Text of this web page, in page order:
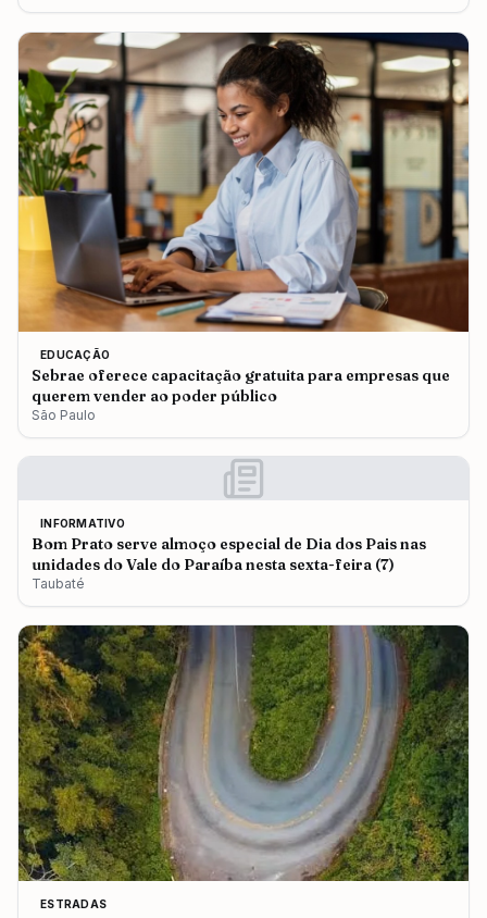
EDUCAÇÃO
Sebrae oferece capacitação gratuita para empresas que
querem vender ao poder público
São Paulo
INFORMATIVO
Bom Prato serve almoço especial de Dia dos Pais nas
unidades do Vale do Paraíba nesta sexta-feira (7)
Taubaté
ESTRADAS